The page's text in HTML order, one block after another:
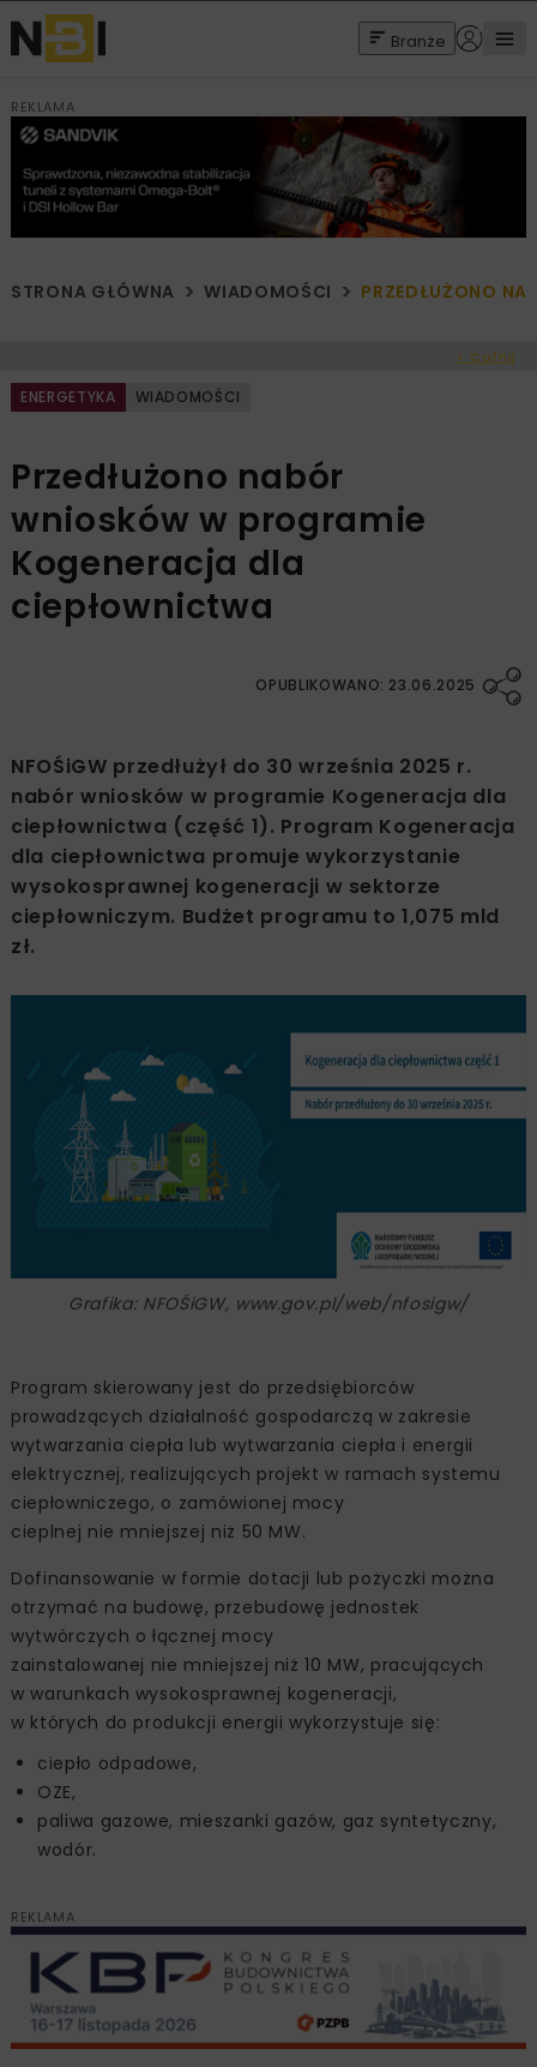
Branże
REKLAMA
STRONA GŁÓWNA WIADOMOŚCI PRZEDŁUŻONO
< Cofnij
ENERGETYKA WIADOMOŚCI
Przedłużono nabór
wniosków w programie
Kogeneracja dla
ciepłownictwa
OPUBLIKOWANO: 23.06.2025
NFOŚiGW przedłużył do 30 września 2025 r.
nabór wniosków w programie Kogeneracja dla
ciepłownictwa (część 1). Program Kogeneracja
dla ciepłownictwa promuje wykorzystanie
wysokosprawnej kogeneracji w sektorze
ciepłowniczym. Budżet programu to 1,075 mld
zł.
Grafika: NFOŚiGW, www.gov.pl/web/nfosigw/
Program skierowany jest do przedsiębiorców
prowadzących działalność gospodarczą w zakresie
wytwarzania ciepła lub wytwarzania ciepła i energii
elektrycznej, realizujących projekt w ramach systemu
ciepłowniczego, o zamówionej mocy
cieplnej nie mniejszej niż 50 MW.
Dofinansowanie w formie dotacji lub pożyczki można
otrzymać na budowę, przebudowę jednostek
wytwórczych o łącznej mocy
zainstalowanej nie mniejszej niż 10 MW, pracujących
w warunkach wysokosprawnej kogeneracji,
w których do produkcji energii wykorzystuje się:
ciepło odpadowe,
OZE,
paliwa gazowe, mieszanki gazów, gaz syntetyczny,
wodór.
REKLAMA